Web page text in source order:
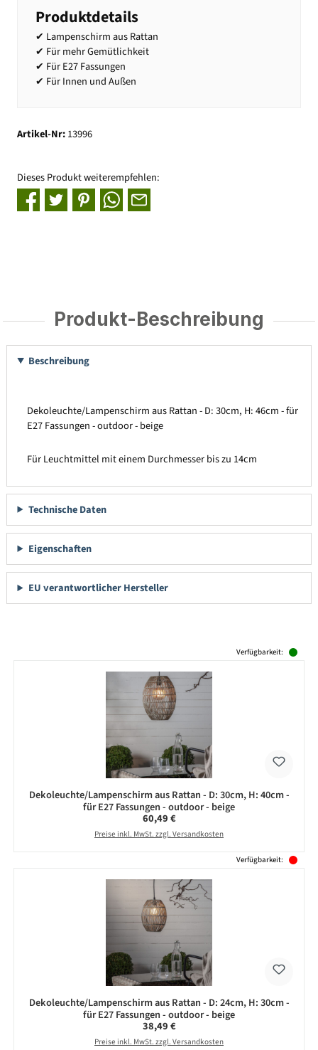
Produktdetails
✔ Lampenschirm aus Rattan
✔ Für mehr Gemütlichkeit
✔ Für E27 Fassungen
✔ Für Innen und Außen
Artikel-Nr:13996
Dieses Produkt weiterempfehlen:
Produkt-Beschreibung
Beschreibung
Dekoleuchte/Lampenschirm aus Rattan - D: 30cm, H: 46cm - für
E27 Fassungen - outdoor - beige
Für Leuchtmittel mit einem Durchmesser bis zu 14cm
Technische Daten
Eigenschaften
EU verantwortlicher Hersteller
Verfügbarkeit:
Dekoleuchte/Lampenschirm aus Rattan - D: 30cm, H: 40cm -
für E27 Fassungen - outdoor - beige
Regulärer Preis:
60,49 €
Preise inkl. MwSt. zzgl. Versandkosten
Verfügbarkeit:
Dekoleuchte/Lampenschirm aus Rattan - D: 24cm, H: 30cm -
für E27 Fassungen - outdoor - beige
Regulärer Preis:
38,49 €
Preise inkl. MwSt. zzgl. Versandkosten